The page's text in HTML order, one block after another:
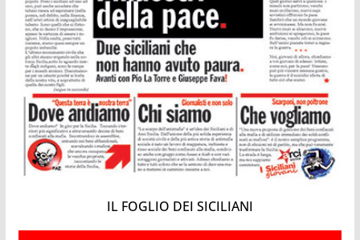
IL FOGLIO DEI SICILIANI